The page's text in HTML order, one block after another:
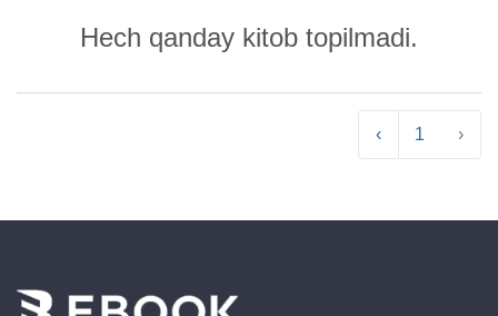
Hech qanday kitob topilmadi.
‹ 1 ›